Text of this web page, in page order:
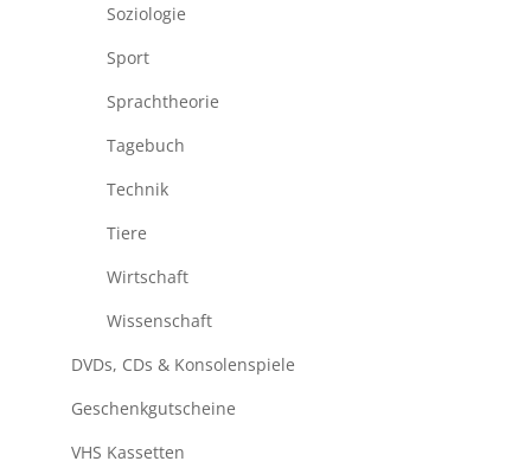
Soziologie
Sport
Sprachtheorie
Tagebuch
Technik
Tiere
Wirtschaft
Wissenschaft
DVDs, CDs & Konsolenspiele
Geschenkgutscheine
VHS Kassetten